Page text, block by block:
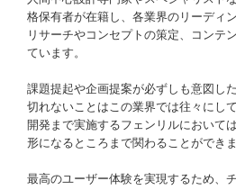
格保有者が在籍し、各業界のリーディ
リサーチやコンセプトの策定、コンテ
ています。
課題提起や企画提案が必ずしも意図し
切れないことはこの業界では往々にし
開発まで実施するフェンリルにおいて
形になるところまで関わることができま
最高のユーザー体験を実現するため、